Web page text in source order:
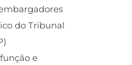
do Tribunal
e